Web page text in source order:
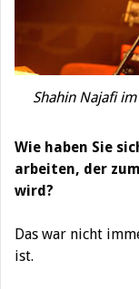
Shahin Najafi
Wie haben Sie
arbeiten, der
wird?
Das war nicht
ist.